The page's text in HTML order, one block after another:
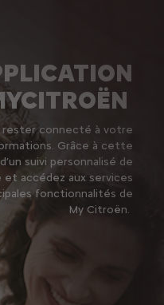
rester connecté à votre
Grâce à cette
suivi personnalisé de
accédez aux services
fonctionnalités de
My Citroën.